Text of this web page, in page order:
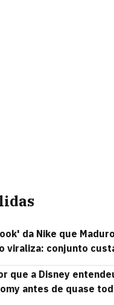
da Nike que
viraliza: conjunto
que a Disney
antes de quase